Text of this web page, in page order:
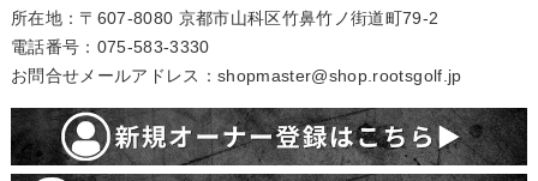
所在地：〒607-8080 京都市山科区竹鼻竹ノ街道町79-2
電話番号：075-583-3330
お問合せメールアドレス：shopmaster@shop.rootsgolf.jp